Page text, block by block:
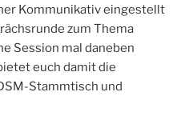
Kommunikativ eingestellt
zum Thema
Session mal daneben
euch damit die
Stammtisch und